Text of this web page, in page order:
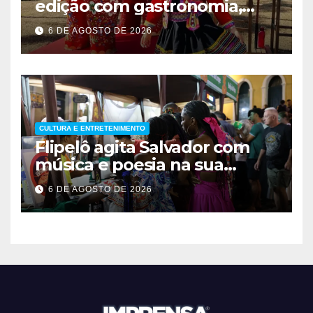
edição com gastronomia,
música e entrada solidária
em Brasília
6 DE AGOSTO DE 2026
CULTURA E ENTRETENIMENTO
Flipelô agita Salvador com
música e poesia na sua
décima edição
6 DE AGOSTO DE 2026